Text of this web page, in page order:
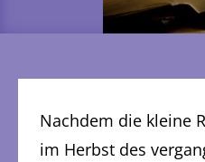
Nachdem die kleine
im Herbst des